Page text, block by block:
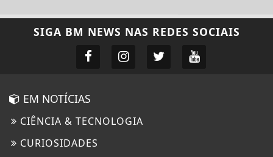
SIGA BM NEWS NAS REDES SOCIAIS
EM NOTÍCIAS
CIÊNCIA & TECNOLOGIA
CURIOSIDADES